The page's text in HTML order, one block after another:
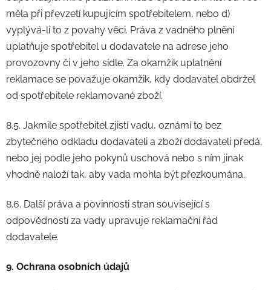
měla při převzetí kupujícím spotřebitelem, nebo d)
vyplývá-li to z povahy věci. Práva z vadného plnění
uplatňuje spotřebitel u dodavatele na adrese jeho
provozovny či v jeho sídle. Za okamžik uplatnění
reklamace se považuje okamžik, kdy dodavatel obdržel
od spotřebitele reklamované zboží.
8.5. Jakmile spotřebitel zjistí vadu, oznámí to bez
zbytečného odkladu dodavateli a zboží dodavateli předá,
nebo jej podle jeho pokynů uschová nebo s ním jinak
vhodně naloží tak, aby vada mohla být přezkoumána.
8.6. Další práva a povinnosti stran související s
odpovědností za vady upravuje reklamační řád
dodavatele.
9. Ochrana osobních údajů